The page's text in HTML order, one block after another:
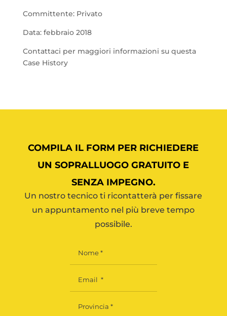
Committente: Privato
Data: febbraio 2018
Contattaci per maggiori informazioni su questa
Case History
COMPILA IL FORM PER RICHIEDERE
UN SOPRALLUOGO GRATUITO E
SENZA IMPEGNO.
Un nostro tecnico ti ricontatterà per fissare
un appuntamento nel più breve tempo
possibile.